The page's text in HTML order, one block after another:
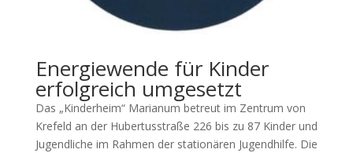
Energiewende für Kinder
erfolgreich umgesetzt
Das „Kinderheim“ Marianum betreut im Zentrum von
Krefeld an der Hubertusstraße 226 bis zu 87 Kinder und
Jugendliche im Rahmen der stationären Jugendhilfe. Die